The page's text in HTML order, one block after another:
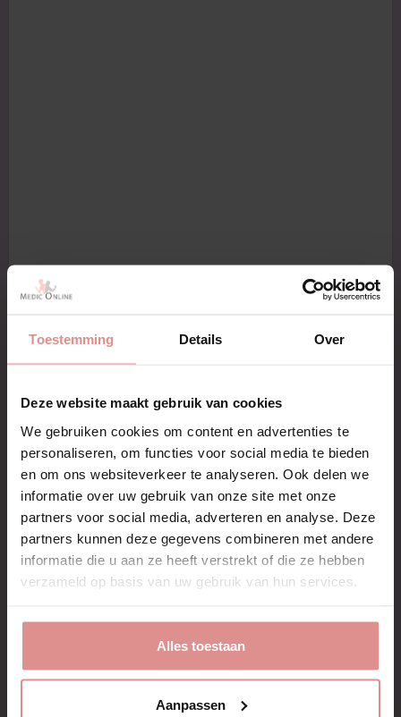
Toestemming Details Over
Deze website maakt gebruik van cookies
We gebruiken cookies om content en advertenties te
personaliseren, om functies voor social media te bieden
en om ons websiteverkeer te analyseren. Ook delen we
informatie over uw gebruik van onze site met onze
partners voor social media, adverteren en analyse. Deze
partners kunnen deze gegevens combineren met andere
informatie die u aan ze heeft verstrekt of die ze hebben
verzameld op basis van uw gebruik van hun services.
Alles toestaan
Aanpassen
Maat
Tailleomvang
S
81-88 cm
63-70 cm
M
L
89-100 cm
71-82 cm
XL
97-110 cm
79-92 cm
XXL
105-122 cm
87-104 cm
Kies tussen de kleuren zwart en crèmekleurig (ivoor).
Lees meer....
Kleur
Maat